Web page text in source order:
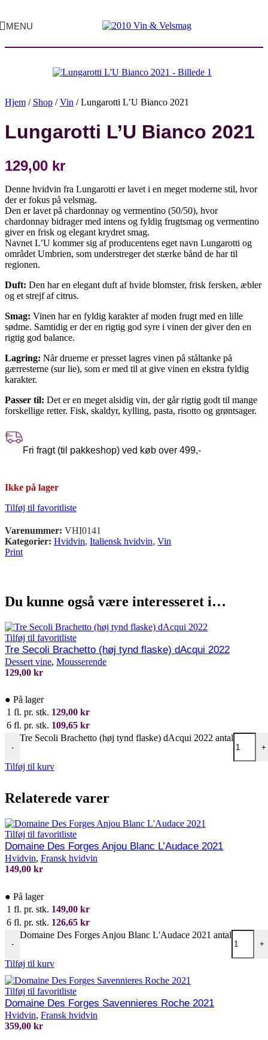
MENU
Hjem / Shop /Vin /Lungarotti L’U Bianco 2021
Lungarotti L’U Bianco 2021
129,00 kr
Denne hvidvin fra Lungarotti er lavet i en meget moderne stil, hvor
der er fokus på velsmag.
Den er lavet på chardonnay og vermentino (50/50), hvor
chardonnay bidrager med intens og fyldig frugtsmag og vermentino
giver en frisk og elegant krydret smag.
Navnet L’U kommer sig af producentens eget navn Lungarotti og
området Umbrien, som understreger det stærke bånd de har til
regionen.
Duft: Den har en elegant duft af hvide blomster, frisk fersken, æbler
og et strejf af citrus.
Smag: Vinen har en fyldig karakter af moden frugt med en lille
sødme. Samtidig er der en rigtig god syre i vinen der giver den en
rigtig god balance.
Lagring: Når druerne er presset lagres vinen på ståltanke på
gærresterne (sur lie), som er med til at give vinen en ekstra fyldig
karakter.
Passer til: Det er en meget alsidig vin, der går rigtig godt til mange
forskellige retter. Fisk, skaldyr, kylling, pasta, risotto og grøntsager.
Fri fragt (til pakkeshop) ved køb over 499,-
Ikke på lager
Tilføj til favoritliste
Varenummer: VHI0141
Kategorier: Hvidvin, Italiensk hvidvin, Vin
Print
Du kunne også være interesseret i…
Tilføj til favoritliste
Tre Secoli Brachetto (høj tynd flaske) dAcqui 2022
Dessert vine, Mousserende
129,00 kr
● På lager
1 fl. pr. stk. 129,00 kr
6 fl. pr. stk. 109,65 kr
-
Tre Secoli Brachetto (høj tynd flaske) dAcqui 2022 antal
+
Tilføj til kurv
Relaterede varer
Tilføj til favoritliste
Domaine Des Forges Anjou Blanc L’Audace 2021
Hvidvin, Fransk hvidvin
149,00 kr
● På lager
1 fl. pr. stk. 149,00 kr
6 fl. pr. stk. 126,65 kr
-
Domaine Des Forges Anjou Blanc L'Audace 2021 antal
+
Tilføj til kurv
Tilføj til favoritliste
Domaine Des Forges Savennieres Roche 2021
Hvidvin, Fransk hvidvin
359,00 kr